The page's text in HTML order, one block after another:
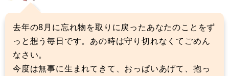
去年の8月に忘れ物を取りに戻ったあなたのことをず
っと想う毎日です。あの時は守り切れなくてごめん
なさい。
今度は無事に生まれてきて、おっぱいあげて、抱っ